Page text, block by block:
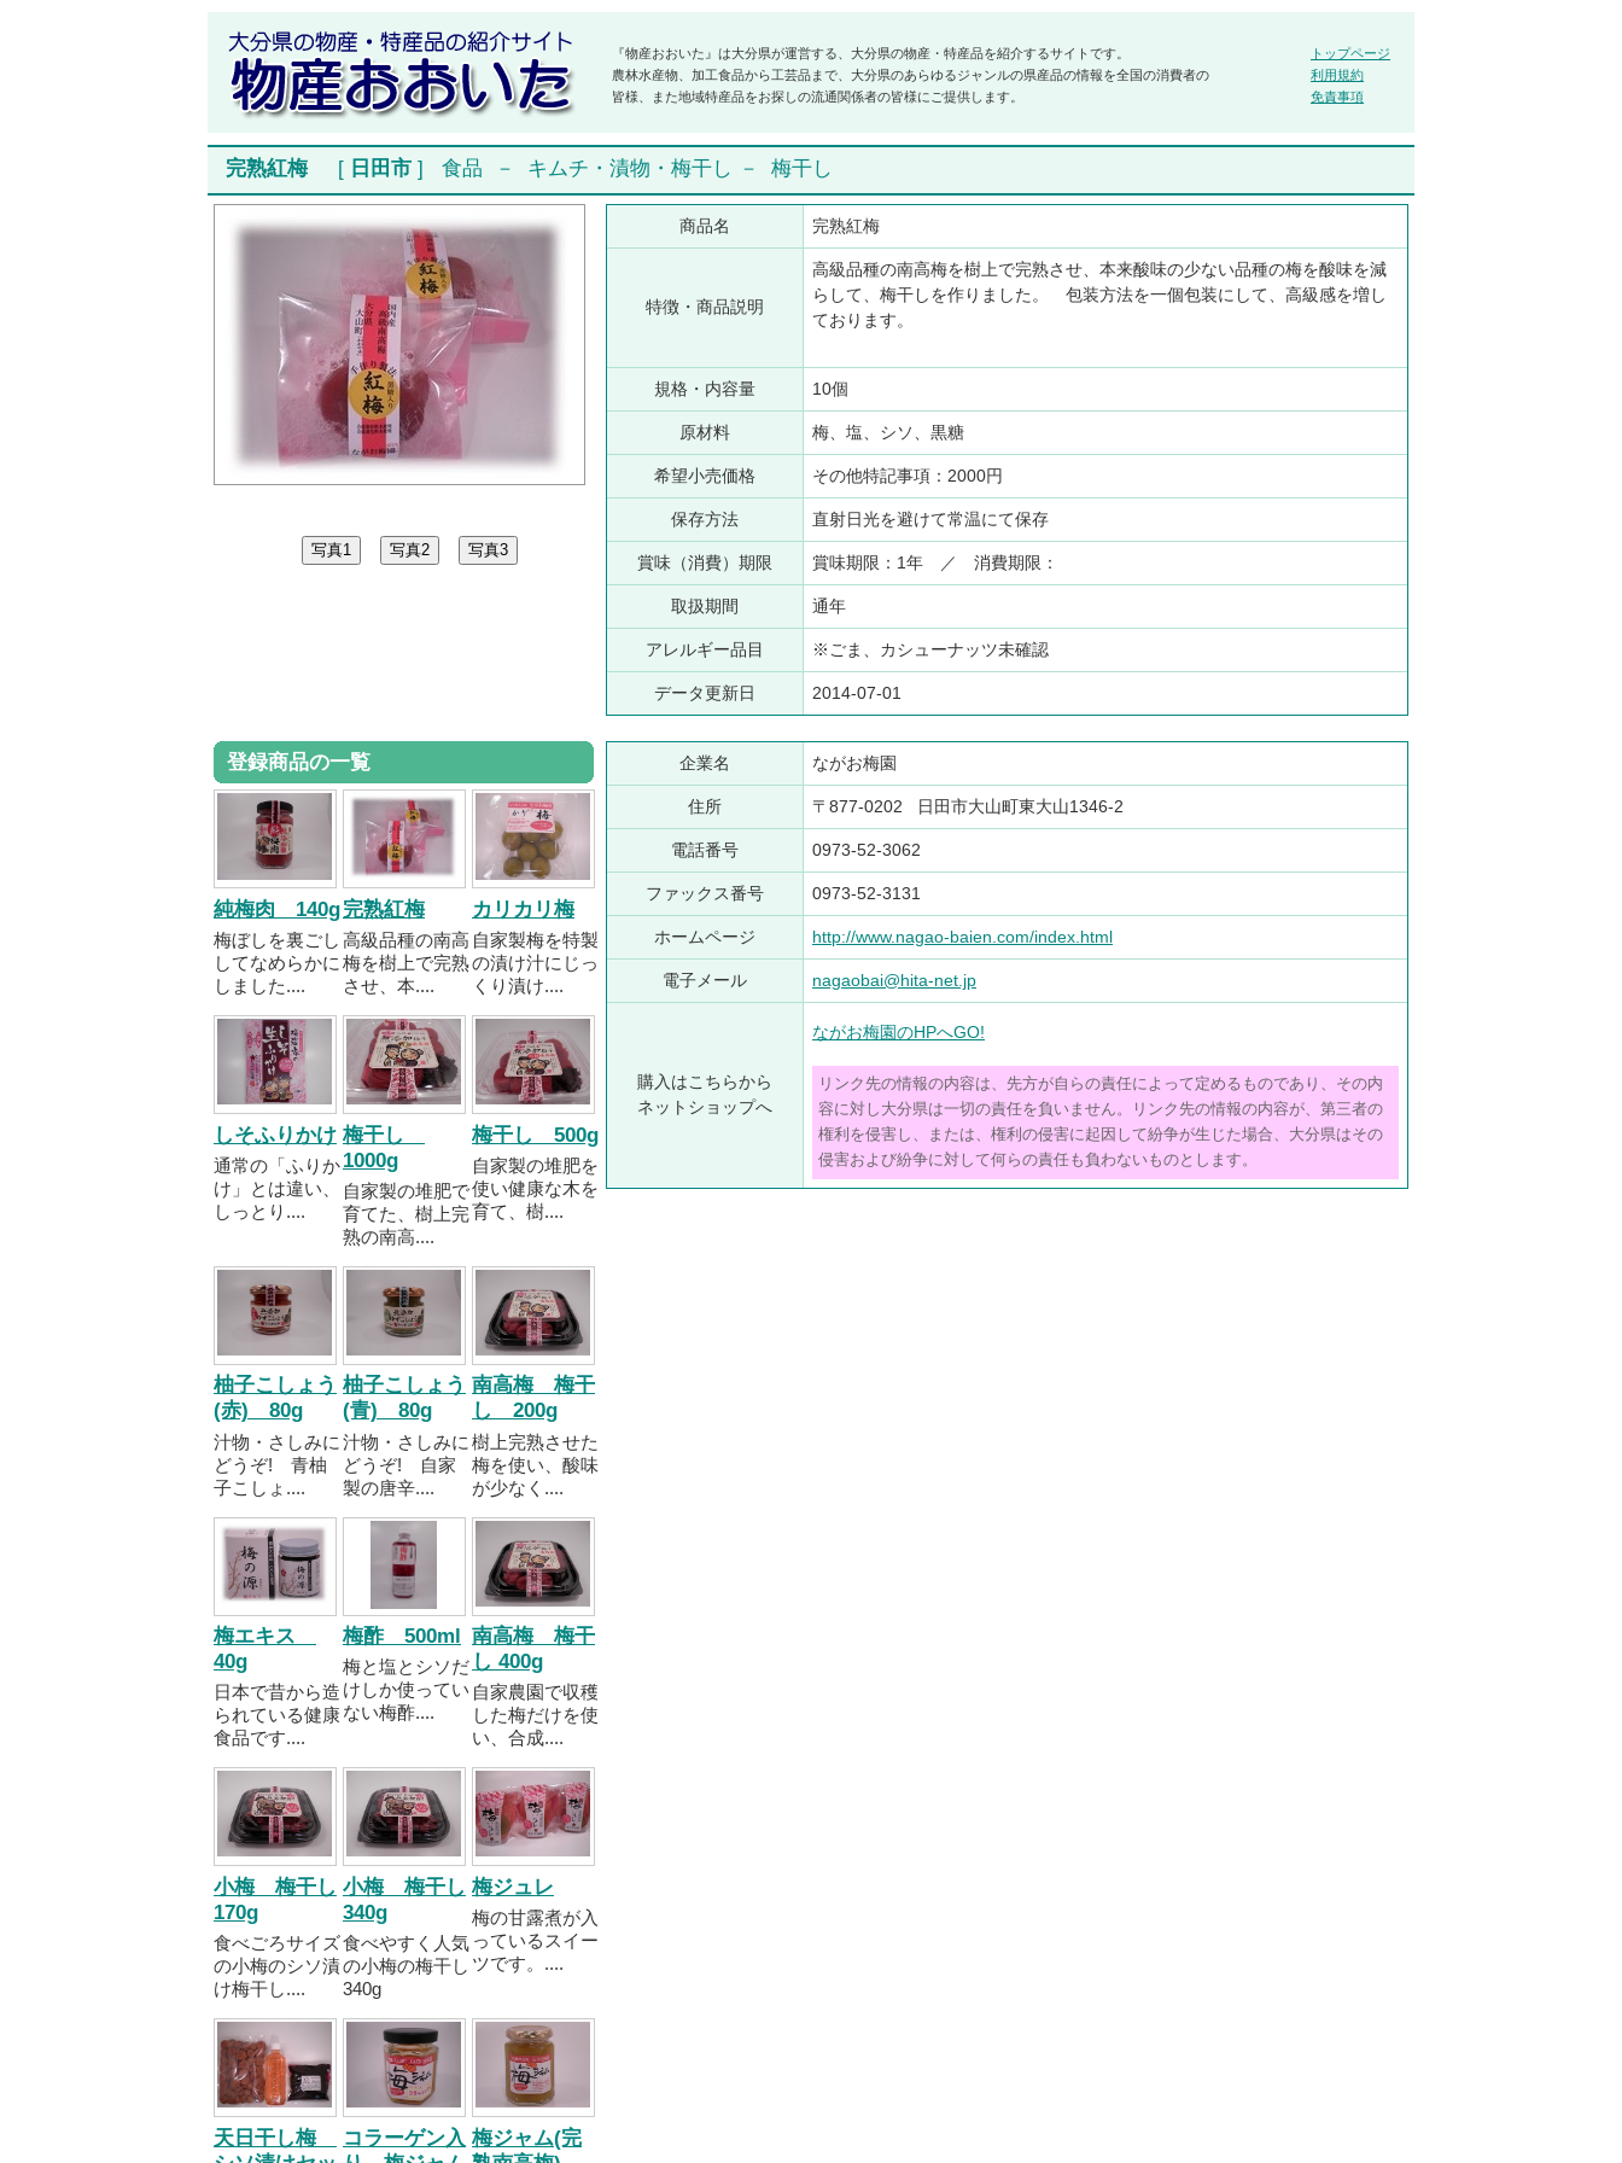
『物産おおいた』は大分県が運営する、大分県の物産・特産品を紹介するサイトです。
農林水産物、加工食品から工芸品まで、大分県のあらゆるジャンルの県産品の情報を全国の消費者の
皆様、また地域特産品をお探しの流通関係者の皆様にご提供します。
トップページ
利用規約
免責事項
完熟紅梅 [ 日田市 ] 食品 － キムチ・漬物・梅干し － 梅干し
商品名 完熟紅梅
特徴・商品説明
高級品種の南高梅を樹上で完熟させ、本来酸味の少ない品種の梅を酸味を減
らして、梅干しを作りました。 包装方法を一個包装にして、高級感を増し
ております。
規格・内容量 10個
原材料 梅、塩、シソ、黒糖
希望小売価格 その他特記事項：2000円
保存方法 直射日光を避けて常温にて保存
賞味（消費）期限 賞味期限：1年 ／ 消費期限：
取扱期間 通年
アレルギー品目 ※ごま、カシューナッツ未確認
データ更新日 2014-07-01
登録商品の一覧
純梅肉 140g
梅ぼしを裏ごし
してなめらかに
しました....
完熟紅梅
高級品種の南高
梅を樹上で完熟
させ、本....
カリカリ梅
自家製梅を特製
の漬け汁にじっ
くり漬け....
しそふりかけ
通常の「ふりか
け」とは違い、
しっとり....
梅干し
1000g
自家製の堆肥で
育てた、樹上完
熟の南高....
梅干し 500g
自家製の堆肥を
使い健康な木を
育て、樹....
柚子こしょう
(赤) 80g
汁物・さしみに
どうぞ! 青柚
子こしょ....
柚子こしょう
(青) 80g
汁物・さしみに
どうぞ! 自家
製の唐辛....
南高梅 梅干
し 200g
樹上完熟させた
梅を使い、酸味
が少なく....
梅エキス
40g
日本で昔から造
られている健康
食品です....
梅酢 500ml
梅と塩とシソだ
けしか使ってい
ない梅酢....
南高梅 梅干
し 400g
自家農園で収穫
した梅だけを使
い、合成....
小梅 梅干し
170g
食べごろサイズ
の小梅のシソ漬
け梅干し....
小梅 梅干し
340g
食べやすく人気
の小梅の梅干し
340g
梅ジュレ
梅の甘露煮が入
っているスイー
ツです。....
天日干し梅
コラーゲン入 梅ジャム(完
企業名 ながお梅園
住所 〒877-0202 日田市大山町東大山1346-2
電話番号 0973-52-3062
ファックス番号 0973-52-3131
ホームページ http://www.nagao-baien.com/index.html
電子メール nagaobai@hita-net.jp
購入はこちらから
ネットショップへ
ながお梅園のHPへGO!
リンク先の情報の内容は、先方が自らの責任によって定めるものであり、その内
容に対し大分県は一切の責任を負いません。リンク先の情報の内容が、第三者の
権利を侵害し、または、権利の侵害に起因して紛争が生じた場合、大分県はその
侵害および紛争に対して何らの責任も負わないものとします。